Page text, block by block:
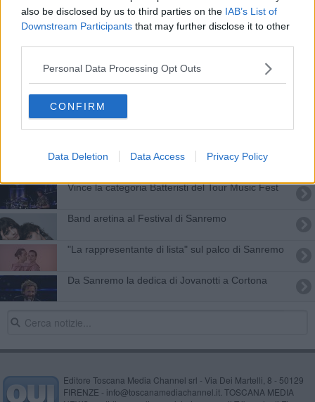
also be disclosed by us to third parties on the IAB’s List of
Downstream Participants that may further disclose it to other
Personal Data Processing Opt Outs
CONFIRM
Data Deletion Data Access Privacy Policy
Peppe Vessicchio ospite del "Giardino delle IDEE"
La chitarra di Luca Colombo alla Corradini
Le esibizioni dei toscani a Sanremo - VIDEO
Alex Banelli, un aretino al Festival di Sanremo
Vince la categoria Batteristi del Tour Music Fest
Band aretina al Festival di Sanremo
"La rappresentante di lista" sul palco di Sanremo
Da Sanremo la dedica di Jovanotti a Cortona
Editore Toscana Media Channel srl - Via Dei Martelli, 8 - 50129
FIRENZE - info@toscanamediachannel.it. TOSCANA MEDIA